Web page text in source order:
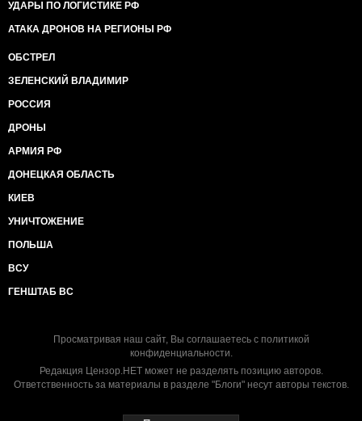
УДАРЫ ПО ЛОГИСТИКЕ РФ
АТАКА ДРОНОВ НА РЕГИОНЫ РФ
ОБСТРЕЛ
ЗЕЛЕНСКИЙ ВЛАДИМИР
РОССИЯ
ДРОНЫ
АРМИЯ РФ
ДОНЕЦКАЯ ОБЛАСТЬ
КИЕВ
УНИЧТОЖЕНИЕ
ПОЛЬША
ВСУ
ГЕНШТАБ ВС
Просматривая наш сайт, Вы соглашаетесь с политикой
конфиденциальности.
Редакция Цензор.НЕТ может не разделять позицию авторов.
Ответственность за материалы в разделе "Блоги" несут авторы текстов.